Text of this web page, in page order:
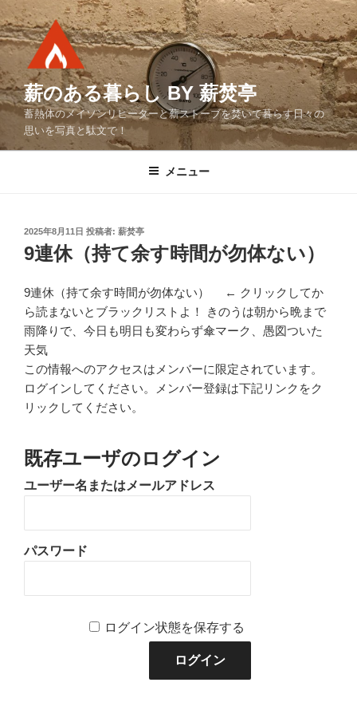
ン
テ
ン
ツ
へ
キ
薪のある暮らし BY 薪焚亭
蓄熱体のメイソンリヒーターと薪ストーブを焚いて暮らす日々の
思いを写真と駄文で！
メニュー
投
稿
日:
2025年8月11日 投稿者: 薪焚亭
9連休（持て余す時間が勿体ない）
9連休（持て余す時間が勿体ない） ← クリックしてか
ら読まないとブラックリストよ！ きのうは朝から晩まで
雨降りで、今日も明日も変わらず傘マーク、愚図ついた
天気
この情報へのアクセスはメンバーに限定されています。
ログインしてください。メンバー登録は下記リンクをク
リックしてください。
既存ユーザのログイン
ユーザー名またはメールアドレス
パスワード
ログイン状態を保存する